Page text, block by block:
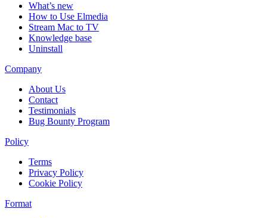
What’s new
How to Use Elmedia
Stream Mac to TV
Knowledge base
Uninstall
Company
About Us
Contact
Testimonials
Bug Bounty Program
Policy
Terms
Privacy Policy
Cookie Policy
Format